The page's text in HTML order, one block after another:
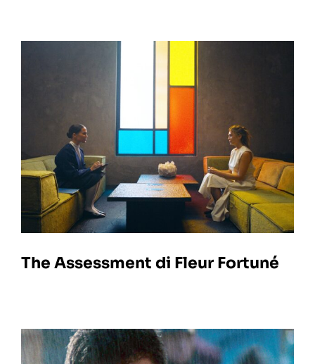
The Assessment di Fleur Fortuné